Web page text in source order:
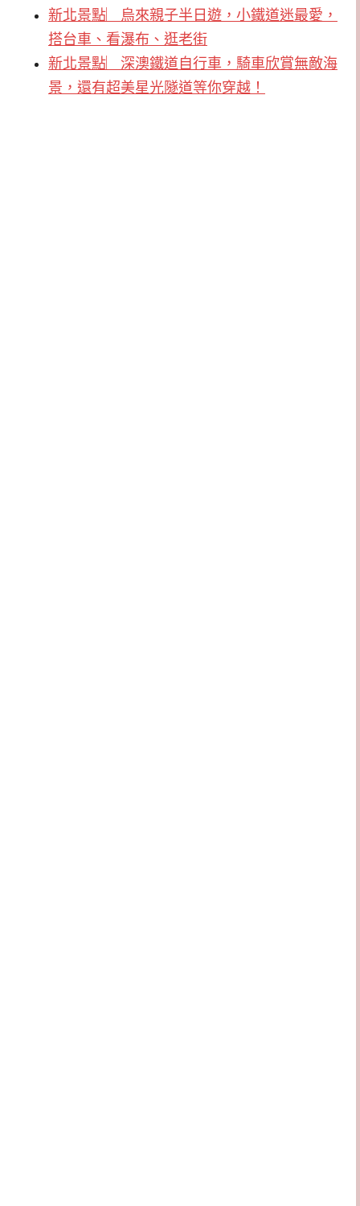
新北景點︳烏來親子半日遊，小鐵道迷最愛，
搭台車、看瀑布、逛老街
新北景點︳深澳鐵道自行車，騎車欣賞無敵海
景，還有超美星光隧道等你穿越！